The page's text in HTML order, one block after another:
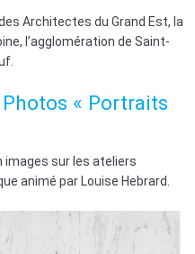
Architectes du Grand Est, la
l’agglomération de Saint-
« Portraits
images sur les ateliers
animé par Louise Hebrard.